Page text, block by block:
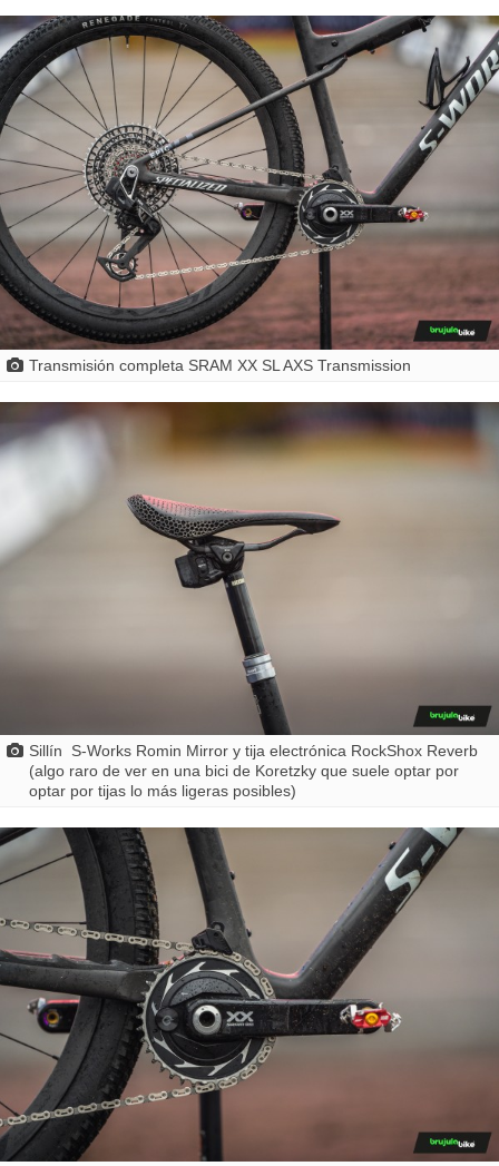
Transmisión completa SRAM XX SL AXS Transmission
Sillín S-Works Romin Mirror y tija electrónica RockShox Reverb
(algo raro de ver en una bici de Koretzky que suele optar por
optar por tijas lo más ligeras posibles)